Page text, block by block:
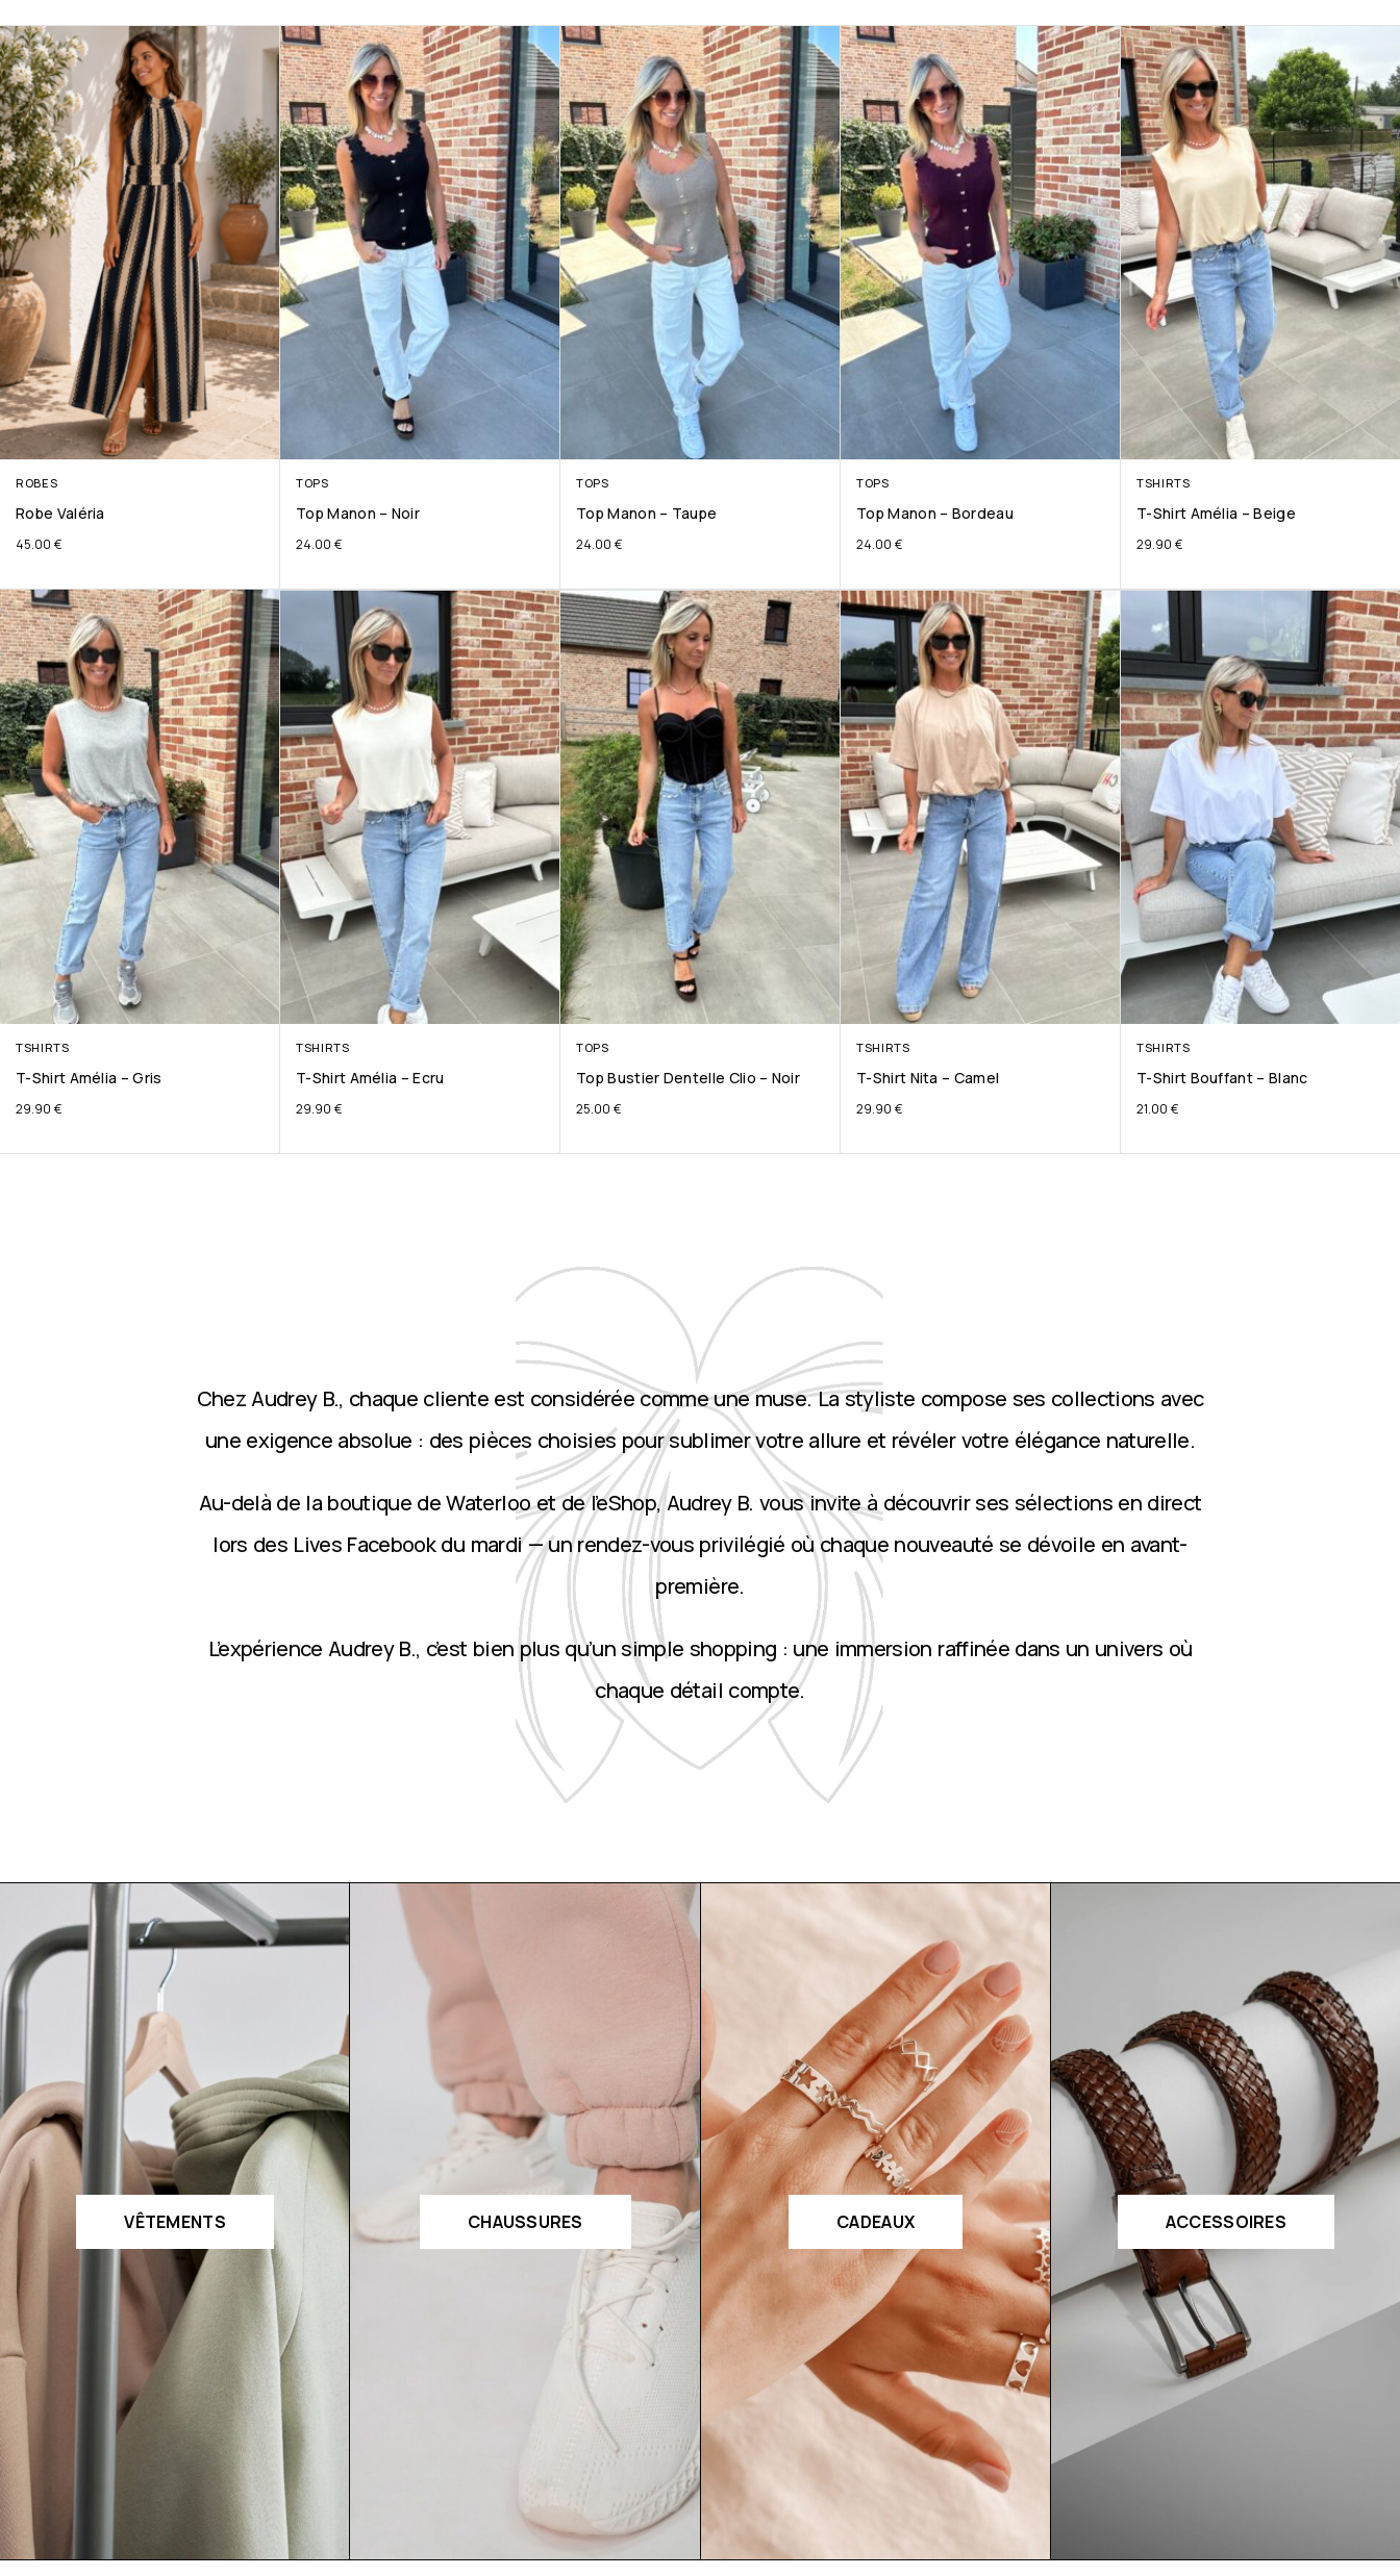
ROBES
Robe Valéria
45.00 €
TOPS
Top Manon – Noir
24.00 €
TOPS
Top Manon – Taupe
24.00 €
TOPS
Top Manon – Bordeau
24.00 €
TSHIRTS
T-Shirt Amélia – Beige
29.90 €
TSHIRTS
T-Shirt Amélia – Gris
29.90 €
TSHIRTS
T-Shirt Amélia – Ecru
29.90 €
TOPS
Top Bustier Dentelle Clio – Noir
25.00 €
TSHIRTS
T-Shirt Nita – Camel
29.90 €
TSHIRTS
T-Shirt Bouffant – Blanc
21.00 €
Chez Audrey B., chaque cliente est considérée comme une muse. La styliste compose ses collections avec
une exigence absolue : des pièces choisies pour sublimer votre allure et révéler votre élégance naturelle.
Au-delà de la boutique de Waterloo et de l’eShop, Audrey B. vous invite à découvrir ses sélections en direct
lors des Lives Facebook du mardi — un rendez-vous privilégié où chaque nouveauté se dévoile en avant-
première.
L’expérience Audrey B., c’est bien plus qu’un simple shopping : une immersion raffinée dans un univers où
chaque détail compte.
VÊTEMENTS CHAUSSURES CADEAUX ACCESSOIRES